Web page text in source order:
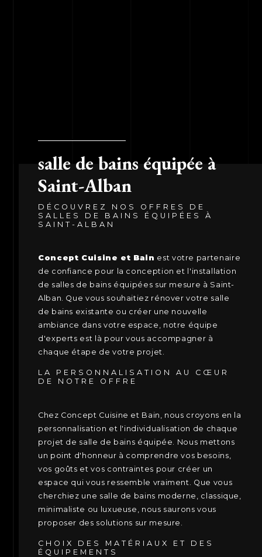
salle de bains équipée à
Saint-Alban
DÉCOUVREZ NOS OFFRES DE
SALLES DE BAINS ÉQUIPÉES À
SAINT-ALBAN
Concept Cuisine et Bain est votre partenaire
de confiance pour la conception et l'installation
de salles de bains équipées sur mesure à Saint-
Alban. Que vous souhaitiez rénover votre salle
de bains existante ou créer une nouvelle
ambiance dans votre espace, notre équipe
d'experts est là pour vous accompagner à
chaque étape de votre projet.
LA PERSONNALISATION AU CŒUR
DE NOTRE OFFRE
Chez Concept Cuisine et Bain, nous croyons en la
personnalisation et l'individualisation de chaque
projet de salle de bains équipée. Nous mettons
un point d'honneur à comprendre vos besoins,
vos goûts et vos contraintes pour créer un
espace qui vous ressemble vraiment. Que vous
cherchiez une salle de bains moderne, classique,
minimaliste ou luxueuse, nous saurons vous
proposer des solutions sur mesure.
CHOIX DES MATÉRIAUX ET DES
ÉQUIPEMENTS